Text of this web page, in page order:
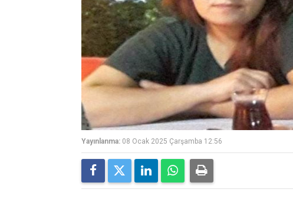
Yayınlanma: 08 Ocak 2025 Çarşamba 12:56